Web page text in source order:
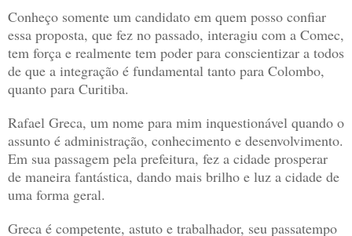
Conheço somente um candidato em quem posso confiar
essa proposta, que fez no passado, interagiu com a Comec,
tem força e realmente tem poder para conscientizar a todos
de que a integração é fundamental tanto para Colombo,
quanto para Curitiba.
Rafael Greca, um nome para mim inquestionável quando o
assunto é administração, conhecimento e desenvolvimento.
Em sua passagem pela prefeitura, fez a cidade prosperar
de maneira fantástica, dando mais brilho e luz a cidade de
uma forma geral.
Greca é competente, astuto e trabalhador, seu passatempo